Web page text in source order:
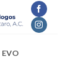
EVO